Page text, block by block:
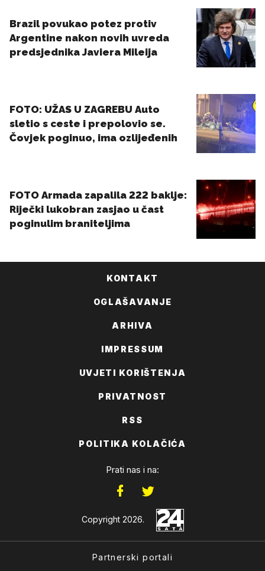
KONTAKT
OGLAŠAVANJE
ARHIVA
IMPRESSUM
UVJETI KORIŠTENJA
PRIVATNOST
RSS
POLITIKA KOLAČIĆA
Prati nas i na:
Copyright 2026.
Partnerski portali